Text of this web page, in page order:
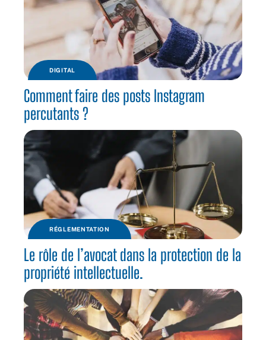
DIGITAL
Comment faire des posts Instagram
percutants ?
RÉGLEMENTATION
Le rôle de l’avocat dans la protection de la
propriété intellectuelle.